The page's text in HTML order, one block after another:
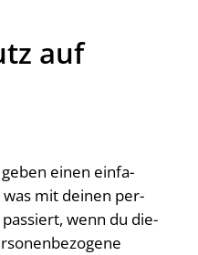
auf
einen ein­fa­
was mit dei­nen per­
wenn du die­